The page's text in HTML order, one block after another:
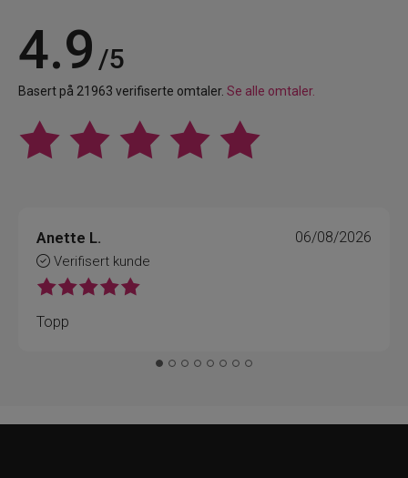
4.9 /5
Basert på 21963 verifiserte omtaler. Se alle omtaler.
Anette L.
Verifisert kunde
06/08/2026
Topp